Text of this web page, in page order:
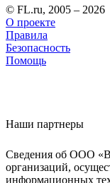
© FL.ru, 2005 – 2026
О проекте
Правила
Безопасность
Помощь
Наши партнеры
Сведения об ООО
организаций,
информационных